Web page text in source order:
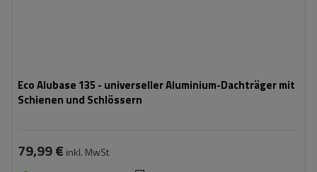
Eco Alubase 135 - universeller Aluminium-Dachträger mit
Schienen und Schlössern
79,99 € inkl. MwSt